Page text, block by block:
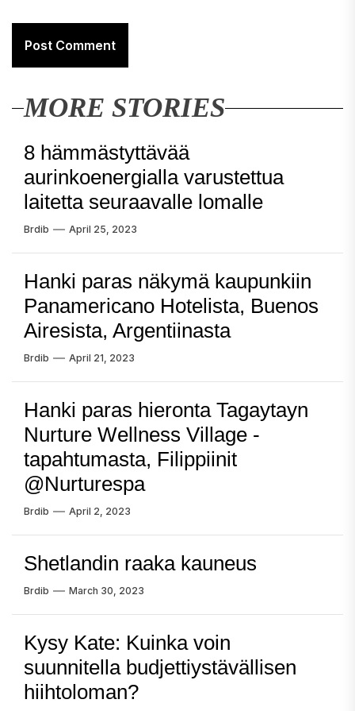
MORE STORIES
8 hämmästyttävää
aurinkoenergialla varustettua
laitetta seuraavalle lomalle
Brdib April 25, 2023
Hanki paras näkymä kaupunkiin
Panamericano Hotelista, Buenos
Airesista, Argentiinasta
Brdib April 21, 2023
Hanki paras hieronta Tagaytayn
Nurture Wellness Village -
tapahtumasta, Filippiinit
@Nurturespa
Brdib April 2, 2023
Shetlandin raaka kauneus
Brdib March 30, 2023
Kysy Kate: Kuinka voin
suunnitella budjettiystävällisen
hiihtoloman?